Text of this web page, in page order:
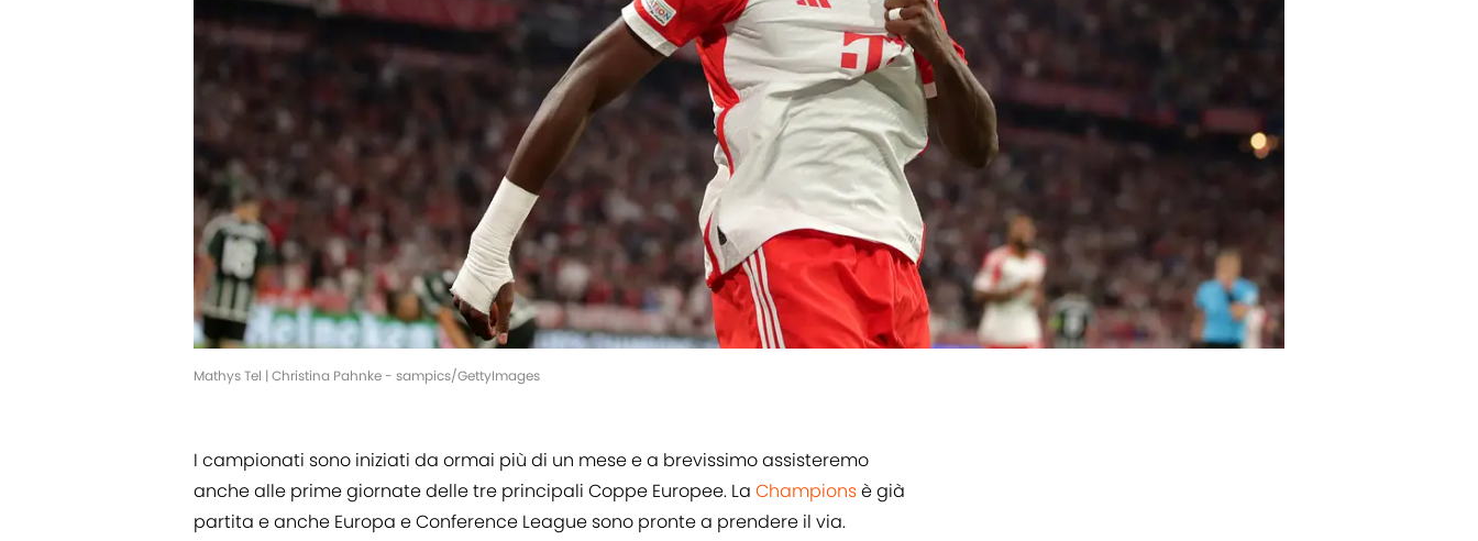
Mathys Tel | Christina Pahnke - sampics/GettyImages
I campionati sono iniziati da ormai più di un mese e a brevissimo assisteremo
anche alle prime giornate delle tre principali Coppe Europee. La Championsè già
partita e anche Europa e Conference League sono pronte a prendere il via.